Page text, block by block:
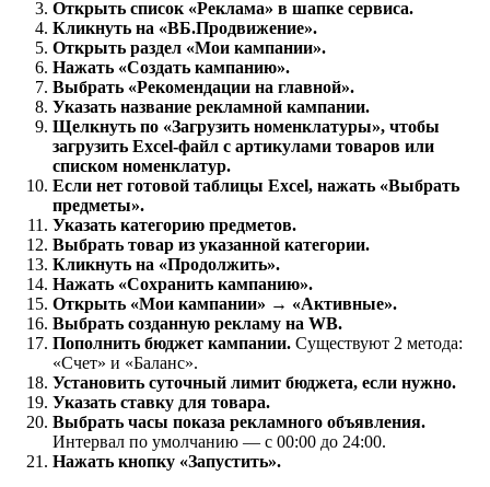
Открыть список «Реклама» в шапке сервиса.
Кликнуть на «ВБ.Продвижение».
Открыть раздел «Мои кампании».
Нажать «Создать кампанию».
Выбрать «Рекомендации на главной».
Указать название рекламной кампании.
Щелкнуть по «Загрузить номенклатуры», чтобы
загрузить Excel-файл с артикулами товаров или
списком номенклатур.
Если нет готовой таблицы Excel, нажать «Выбрать
предметы».
Указать категорию предметов.
Выбрать товар из указанной категории.
Кликнуть на «Продолжить».
Нажать «Сохранить кампанию».
Открыть «Мои кампании» → «Активные».
Выбрать созданную рекламу на WB.
Пополнить бюджет кампании. Существуют 2 метода:
«Счет» и «Баланс».
Установить суточный лимит бюджета, если нужно.
Указать ставку для товара.
Выбрать часы показа рекламного объявления.
Интервал по умолчанию — с 00:00 до 24:00.
Нажать кнопку «Запустить».